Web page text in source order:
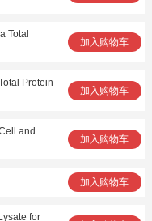
Total
加入购物车
Protein
加入购物车
and
加入购物车
加入购物车
for